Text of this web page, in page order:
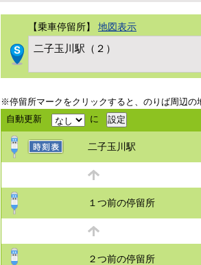
【乗車停留所】 地図表示
二子玉川駅（２）
※停留所マークをクリックすると、のりば周辺の
自動更新
に
二子玉川駅
１つ前の停留所
２つ前の停留所